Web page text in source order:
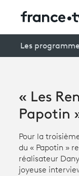
Creators
Participer et
À votre écoute
Les
« Les
Papotin
Pour la
du « Papotin »
réalisateur
joyeuse